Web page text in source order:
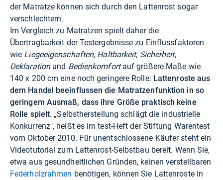
der Matratze können sich durch den Lattenrost sogar
verschlechtern.
Im Vergleich zu Matratzen spielt daher die
Übertragbarkeit der Testergebnisse zu Einflussfaktoren
wie Liegeeigenschaften, Haltbarkeit, Sicherheit,
Deklarationund Bedienkomfortauf größere Maße wie
140 x 200 cm eine noch geringere Rolle: Lattenroste aus
dem Handel beeinflussen die Matratzenfunktion in so
geringem Ausmaß, dass ihre Größe praktisch keine
Rolle spielt. „Selbstherstellung schlägt die industrielle
Konkurrenz", heißt es im test-Heft der Stiftung Warentest
vom Oktober 2010. Für unentschlossene Käufer steht ein
Videotutorial zum Lattenrost-Selbstbau bereit. Wenn Sie,
etwa aus gesundheitlichen Gründen, keinen verstellbaren
Federholzrahmen benötigen, können Sie Lattenroste in